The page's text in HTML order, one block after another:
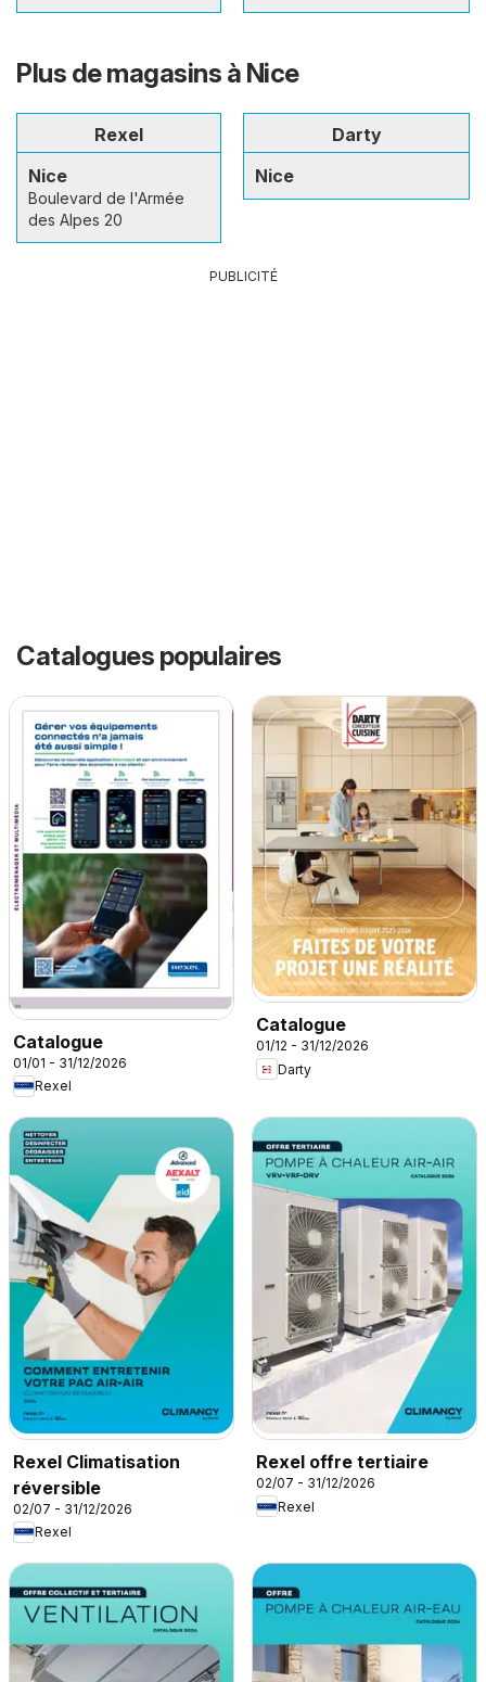
Plus de magasins à Nice
Rexel
Nice
Boulevard de l'Armée
des Alpes 20
Darty
Nice
PUBLICITÉ
Catalogues populaires
Catalogue
01/01 - 31/12/2026
Rexel
Catalogue
01/12 - 31/12/2026
Darty
Rexel Climatisation
réversible
02/07 - 31/12/2026
Rexel
Rexel offre tertiaire
02/07 - 31/12/2026
Rexel